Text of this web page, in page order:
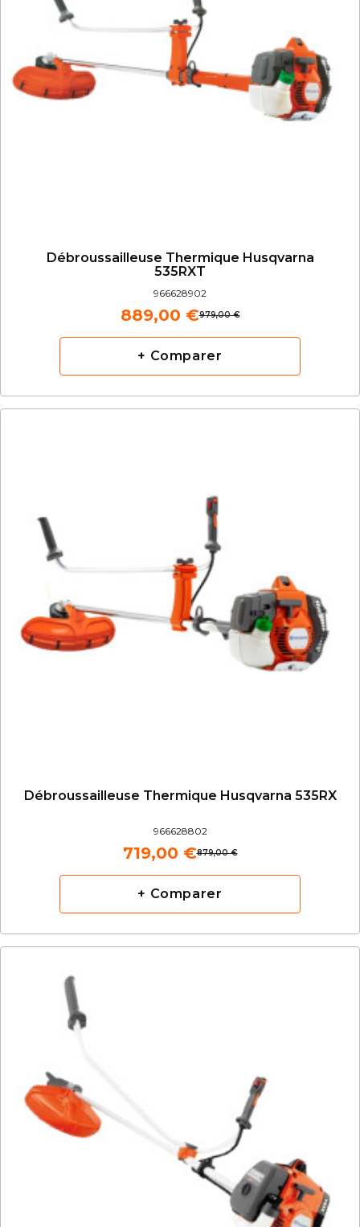
Débroussailleuse Thermique Husqvarna
535RXT
966628902
979,00 €
889,00 €
+ Comparer
Débroussailleuse Thermique Husqvarna 535RX
966628802
879,00 €
719,00 €
+ Comparer